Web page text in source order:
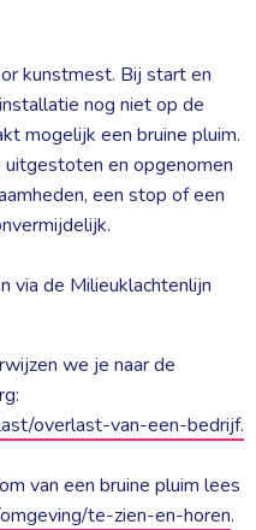
kunstmest. Bij start en
nog niet op de
mogelijk een bruine pluim.
en opgenomen
een stop of een
via de Milieuklachtenlijn
we je naar de
overlast-van-een-bedrijf.
van een bruine pluim lees
te-zien-en-horen.